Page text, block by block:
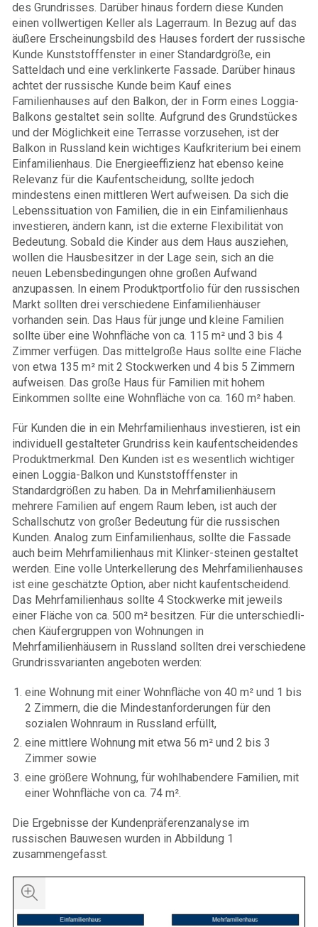
des Grundrisses. Darüber hinaus fordern diese Kunden
einen vollwertigen Keller als Lagerraum. In Bezug auf das
äußere Erscheinungsbild des Hauses fordert der russische
Kunde Kunststofffenster in einer Standardgröße, ein
Satteldach und eine verklinkerte Fassade. Darüber hinaus
achtet der russische Kunde beim Kauf eines
Familienhauses auf den Balkon, der in Form eines Loggia-
Balkons gestaltet sein sollte. Aufgrund des Grundstückes
und der Möglichkeit eine Terrasse vorzusehen, ist der
Balkon in Russland kein wichtiges Kaufkriterium bei einem
Einfamilienhaus. Die Energieeffizienz hat ebenso keine
Relevanz für die Kaufentscheidung, sollte jedoch
mindestens einen mittleren Wert aufweisen. Da sich die
Lebenssituation von Familien, die in ein Einfamilienhaus
investieren, ändern kann, ist die externe Flexibilität von
Bedeutung. Sobald die Kinder aus dem Haus ausziehen,
wollen die Hausbesitzer in der Lage sein, sich an die
neuen Lebensbedingungen ohne großen Aufwand
anzupassen. In einem Produktportfolio für den russischen
Markt sollten drei verschiedene Einfamilienhäuser
vorhanden sein. Das Haus für junge und kleine Familien
sollte über eine Wohnfläche von ca. 115 m² und 3 bis 4
Zimmer verfügen. Das mittelgroße Haus sollte eine Fläche
von etwa 135 m² mit 2 Stockwerken und 4 bis 5 Zimmern
aufweisen. Das große Haus für Familien mit hohem
Einkommen sollte eine Wohnfläche von ca. 160 m² haben.
Für Kunden die in ein Mehrfamilienhaus investieren, ist ein
individuell gestalteter Grundriss kein kaufentscheidendes
Produktmerkmal. Den Kunden ist es wesentlich wichtiger
einen Loggia-Balkon und Kunststofffenster in
Standardgrößen zu haben. Da in Mehrfamilienhäusern
mehrere Familien auf engem Raum leben, ist auch der
Schallschutz von großer Bedeutung für die russischen
Kunden. Analog zum Einfamilienhaus, sollte die Fassade
auch beim Mehrfamilienhaus mit Klinker-steinen gestaltet
werden. Eine volle Unterkellerung des Mehrfamilienhauses
ist eine geschätzte Option, aber nicht kaufentscheidend.
Das Mehrfamilienhaus sollte 4 Stockwerke mit jeweils
einer Fläche von ca. 500 m² besitzen. Für die unterschiedli-
chen Käufergruppen von Wohnungen in
Mehrfamilienhäusern in Russland sollten drei verschiedene
Grundrissvarianten angeboten werden:
eine Wohnung mit einer Wohnfläche von 40 m² und 1 bis
2 Zimmern, die die Mindestanforderungen für den
sozialen Wohnraum in Russland erfüllt,
eine mittlere Wohnung mit etwa 56 m² und 2 bis 3
Zimmer sowie
eine größere Wohnung, für wohlhabendere Familien, mit
einer Wohnfläche von ca. 74 m².
Die Ergebnisse der Kundenpräferenzanalyse im
russischen Bauwesen wurden in Abbildung 1
zusammengefasst.